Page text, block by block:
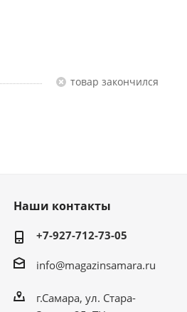
Товар закончился
Наши контакты
+7-927-712-73-05
info@magazinsamara.ru
г.Самара, ул. Стара-